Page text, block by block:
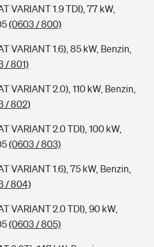
VARIANT 1.9 TDI), 77 kW,
(0603 / 800)
VARIANT 1.6), 85 kW, Benzin,
/ 801)
VARIANT 2.0), 110 kW, Benzin,
/ 802)
VARIANT 2.0 TDI), 100 kW,
(0603 / 803)
VARIANT 1.6), 75 kW, Benzin,
/ 804)
VARIANT 2.0 TDI), 90 kW,
(0603 / 805)